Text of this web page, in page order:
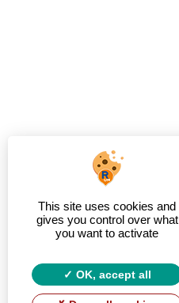
This site uses cookies and
gives you control over what
you want to activate
OK, accept all